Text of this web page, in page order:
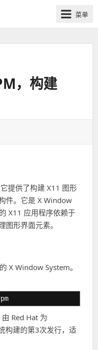
菜单
，构建
提供了构建 X11 图形
件。它是 X Window
X11 应用程序依赖于
图形界面元素。
X Window System。
Red Hat 为
构建的第3次发行，适